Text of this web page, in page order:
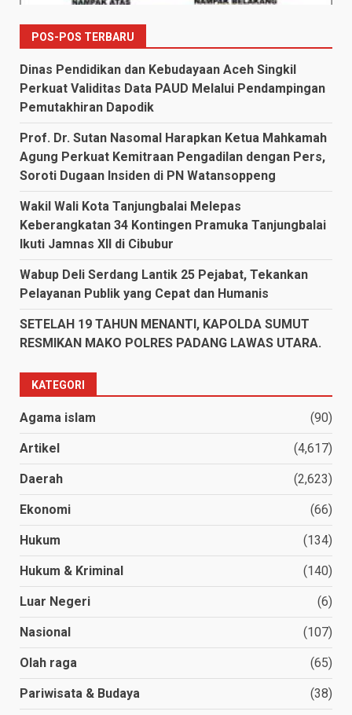
POS-POS TERBARU
Dinas Pendidikan dan Kebudayaan Aceh Singkil
Perkuat Validitas Data PAUD Melalui Pendampingan
Pemutakhiran Dapodik
Prof. Dr. Sutan Nasomal Harapkan Ketua Mahkamah
Agung Perkuat Kemitraan Pengadilan dengan Pers,
Soroti Dugaan Insiden di PN Watansoppeng
Wakil Wali Kota Tanjungbalai Melepas
Keberangkatan 34 Kontingen Pramuka Tanjungbalai
Ikuti Jamnas XII di Cibubur
Wabup Deli Serdang Lantik 25 Pejabat, Tekankan
Pelayanan Publik yang Cepat dan Humanis
SETELAH 19 TAHUN MENANTI, KAPOLDA SUMUT
RESMIKAN MAKO POLRES PADANG LAWAS UTARA.
KATEGORI
Agama islam (90)
Artikel (4,617)
Daerah (2,623)
Ekonomi (66)
Hukum (134)
Hukum & Kriminal (140)
Luar Negeri (6)
Nasional (107)
Olah raga (65)
Pariwisata & Budaya (38)